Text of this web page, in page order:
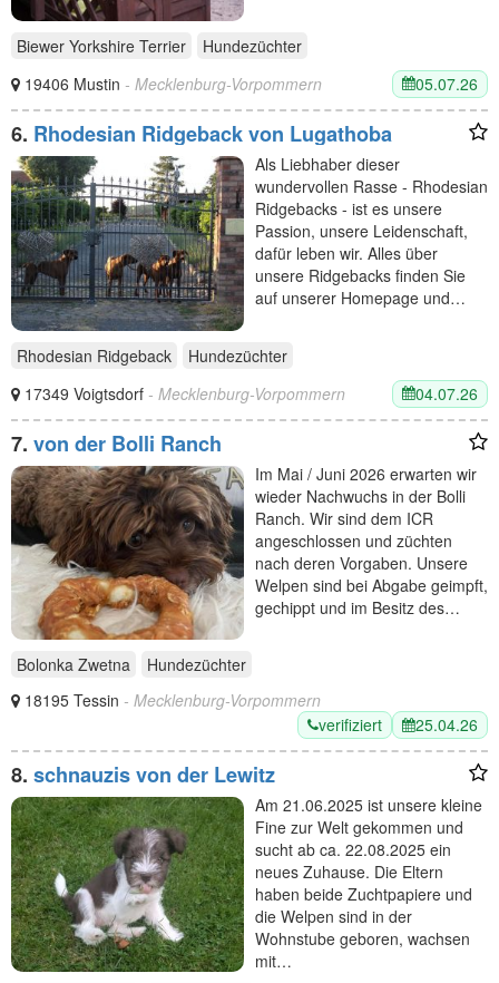
Biewer Yorkshire Terrier
Hundezüchter
19406 Mustin - Mecklenburg-Vorpommern 05.07.26
6. Rhodesian Ridgeback von Lugathoba
Als Liebhaber dieser
wundervollen Rasse - Rhodesian
Ridgebacks - ist es unsere
Passion, unsere Leidenschaft,
dafür leben wir. Alles über
unsere Ridgebacks finden Sie
auf unserer Homepage und…
Rhodesian Ridgeback
Hundezüchter
17349 Voigtsdorf - Mecklenburg-Vorpommern 04.07.26
7. von der Bolli Ranch
Im Mai / Juni 2026 erwarten wir
wieder Nachwuchs in der Bolli
Ranch. Wir sind dem ICR
angeschlossen und züchten
nach deren Vorgaben. Unsere
Welpen sind bei Abgabe geimpft,
gechippt und im Besitz des…
Bolonka Zwetna
Hundezüchter
18195 Tessin - Mecklenburg-Vorpommern
verifiziert
25.04.26
8. schnauzis von der Lewitz
Am 21.06.2025 ist unsere kleine
Fine zur Welt gekommen und
sucht ab ca. 22.08.2025 ein
neues Zuhause. Die Eltern
haben beide Zuchtpapiere und
die Welpen sind in der
Wohnstube geboren, wachsen
mit…